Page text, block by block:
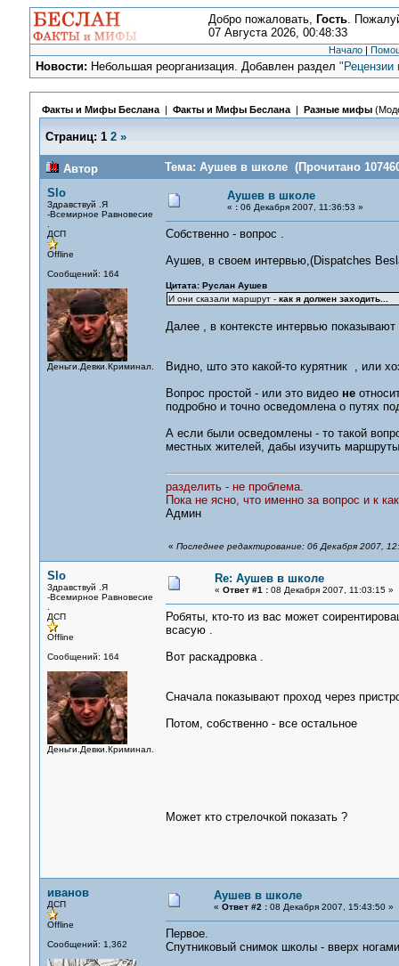
Добро пожаловать, Гость.
07 Августа 2026, 00:48:33
Начало |
Новости: Небольшая реорганизация. Добавлен раздел"Рецензии
Факты и Мифы Беслана| Факты и Мифы Беслана| Разные мифы
Страниц: 1 2 »
Автор
Тема: Аушев в школе (Прочитано
Slo
Здравствуй .Я
-Всемирное Равновесие
ДСП
Offline
Сообщений: 164
Деньги.Девки.Криминал.
Аушев в школе
« :06 Декабря 2007, 11:36:53 »
Собственно - вопрос .
Аушев, в своем интервью,(Dispatches
Цитата: Руслан Аушев
И они сказали маршрут - как я должен заходить...
Далее , в контексте интервью
Видно, што это какой-то курятник , или
Вопрос простой - или это видео не
подробно и точно осведомлена о путях
А если были осведомлены - то такой
местных жителей, дабы изучить
разделить - не проблема.
Пока не ясно, что именно за вопрос и к
Админ
« Последнее редактирование: 06 Декабря 2007,
Slo
Здравствуй .Я
-Всемирное Равновесие
ДСП
Offline
Сообщений: 164
Деньги.Девки.Криминал.
Re: Аушев в школе
« Ответ #1 :08 Декабря 2007, 11:03:15 »
Робяты, кто-то из вас может
всасую .
Вот раскадровка .
Сначала показывают проход через
Потом, собственно - все остальное
Может кто стрелочкой показать ?
иванов
ДСП
Offline
Сообщений: 1,362
Аушев в школе
« Ответ #2 :08 Декабря 2007, 15:43:50 »
Первое.
Спутниковый снимок школы - вверх